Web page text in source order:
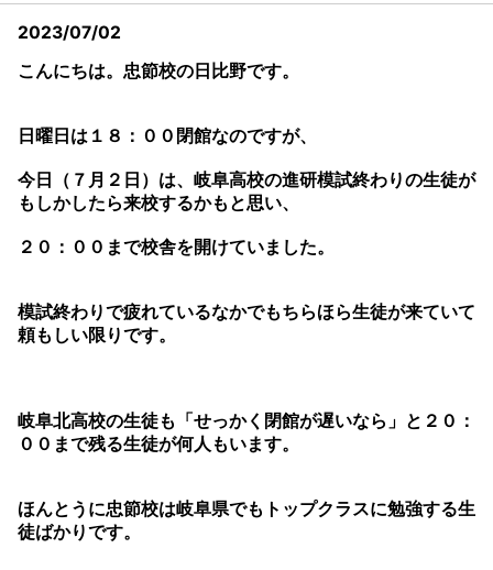
2023/07/02
こんにちは。忠節校の日比野です。
日曜日は１８：００閉館なのですが、
今日（７月２日）は、岐阜高校の進研模試終わりの生徒が
もしかしたら来校するかもと思い、
２０：００まで校舎を開けていました。
模試終わりで疲れているなかでもちらほら生徒が来ていて
頼もしい限りです。
岐阜北高校の生徒も「せっかく閉館が遅いなら」と２０：
００まで残る生徒が何人もいます。
ほんとうに忠節校は岐阜県でもトップクラスに勉強する生
徒ばかりです。